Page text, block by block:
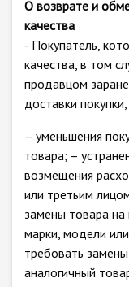
О возврате и
качества
- Покупатель,
качества, в том
продавцом
доставки
– уменьшения
товара; –
возмещения
или третьим
замены товара на
марки, модели
требовать
аналогичный